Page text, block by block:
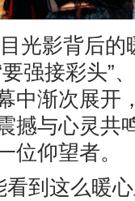
光影背后
强接彩头”
中渐次展开
撼与心灵共
位仰望者。
看到这么暖